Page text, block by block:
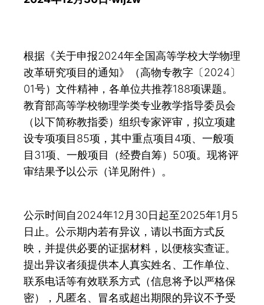
根据《关于申报2024年全国高等学校大学物理
改革研究项目的通知》（高物专教字〔2024〕
01号）文件精神，各单位共推荐188项课题。
教育部高等学校物理学类专业教学指导委员会
（以下简称教指委）组织专家评审，拟立项建
设专项项目85项，其中重点项目4项、一般项
目31项、一般项目（经费自筹）50项。现将评
审结果予以公示（详见附件）。
公示时间自2024年12月30日起至2025年1月5
日止。公示期内若有异议，请以书面方式反
映，并提供必要的证据材料，以便核实查证。
提出异议者须提供本人真实姓名、工作单位、
联系电话等有效联系方式（信息将予以严格保
密），凡匿名、冒名或超出期限的异议不予受